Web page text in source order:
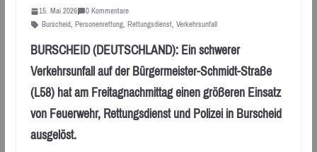
15. Mai 2026
0 Kommentare
Burscheid, Personenrettung, Rettungsdienst, Verkehrsunfall
BURSCHEID (DEUTSCHLAND): Ein schwerer
Verkehrsunfall auf der Bürgermeister-Schmidt-Straße
(L58) hat am Freitagnachmittag einen größeren Einsatz
von Feuerwehr, Rettungsdienst und Polizei in Burscheid
ausgelöst.